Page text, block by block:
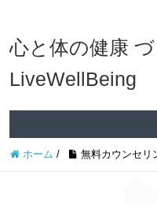
心と体の健康
LiveWellBeing
ホーム / 無料カウンセリ